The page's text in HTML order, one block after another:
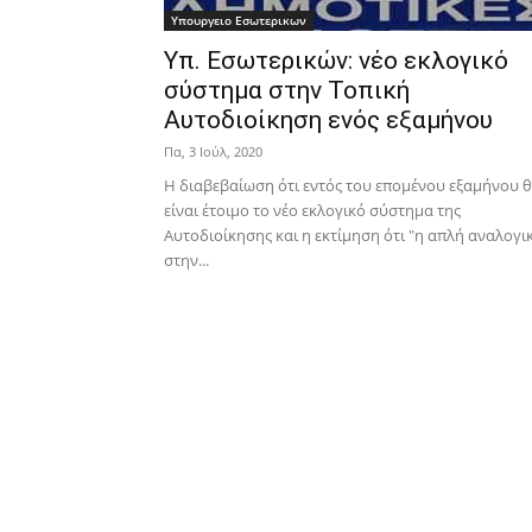
Υπουργειο Εσωτερικων
Υπ. Εσωτερικών: νέο εκλογικό
σύστημα στην Τοπική
Αυτοδιοίκηση ενός εξαμήνου
Πα, 3 Ιούλ, 2020
Η διαβεβαίωση ότι εντός του επομένου εξαμήνου
είναι έτοιμο το νέο εκλογικό σύστημα της
Αυτοδιοίκησης και η εκτίμηση ότι "η απλή
στην...